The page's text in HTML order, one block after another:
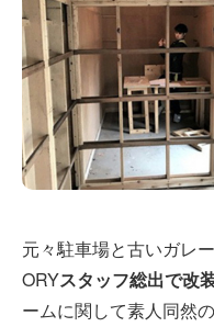
元々駐車場と古いガレ
ORYスタッフ総出で改
ームに関して素人同然